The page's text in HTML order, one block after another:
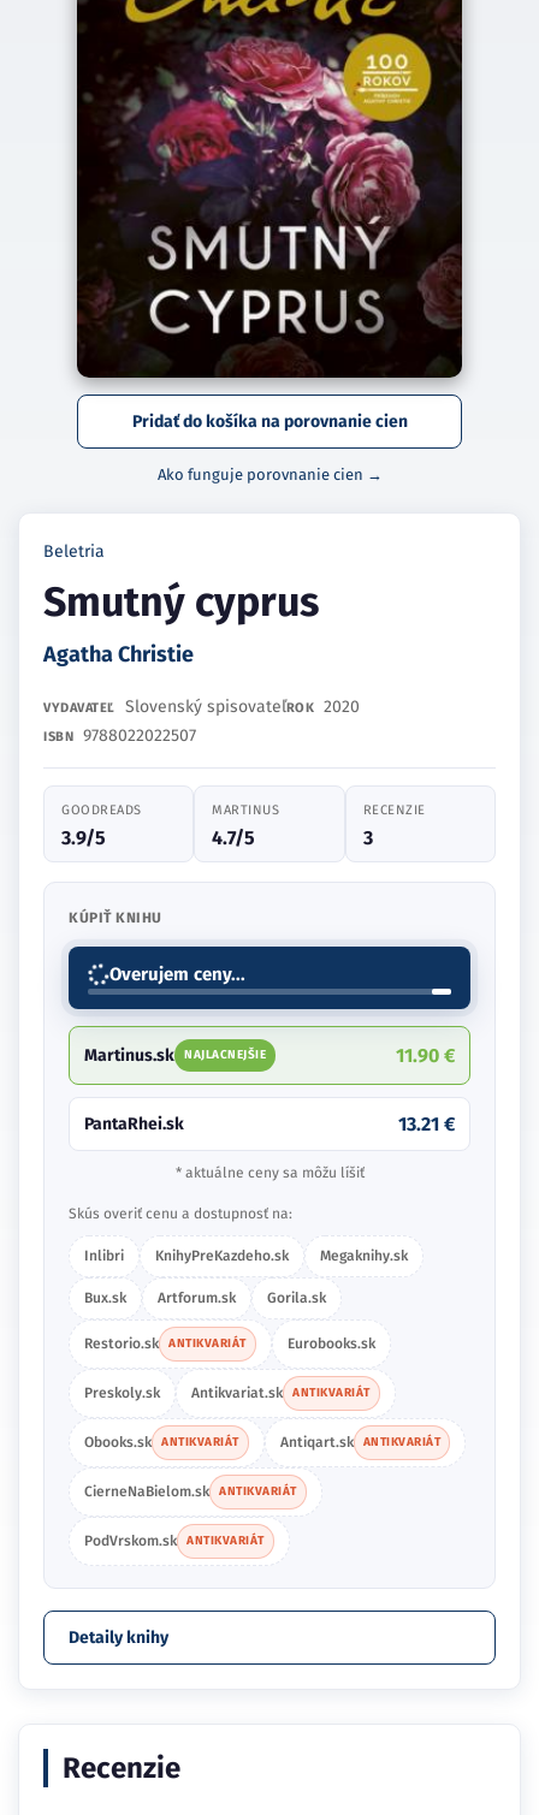
Pridať do košíka na porovnanie cien
Ako funguje porovnanie cien →
Beletria
Smutný cyprus
Agatha Christie
VYDAVATEĽ Slovenský spisovateľROK 2020
ISBN 9788022022507
GOODREADS
3.9/5
MARTINUS
4.7/5
RECENZIE
3
KÚPIŤ KNIHU
Overujem ceny...
Martinus.sk NAJLACNEJŠIE 11.90 €
PantaRhei.sk 13.21 €
* aktuálne ceny sa môžu líšiť
Skús overiť cenu a dostupnosť na:
Inlibri KnihyPreKazdeho.sk Megaknihy.sk
Bux.sk Artforum.sk Gorila.sk
Restorio.sk ANTIKVARIÁT Eurobooks.sk
Preskoly.sk Antikvariat.sk ANTIKVARIÁT
Obooks.sk ANTIKVARIÁT Antiqart.sk ANTIKVARIÁT
CierneNaBielom.sk ANTIKVARIÁT
PodVrskom.sk ANTIKVARIÁT
Detaily knihy
Recenzie